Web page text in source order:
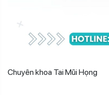
Chuyên khoa Tai Mũi Họng